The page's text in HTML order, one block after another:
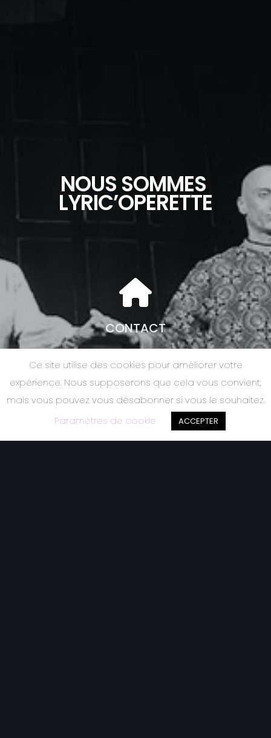
NOUS SOMMES
LYRIC’OPERETTE
CONTACT
1 Impasse Calmels
34240 Lamalou-les-Bains
06 66 64 68 98
Ce site utilise des cookies pour améliorer votre
expérience. Nous supposerons que cela vous convient,
mais vous pouvez vous désabonner si vous le souhaitez.
Paramètres de cookie
ACCEPTER